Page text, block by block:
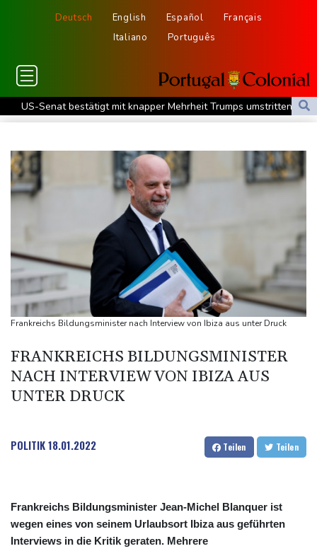
Deutsch English Español
Français
Italiano
Português
US-Senat bestätigt mit knapper Mehrheit Trumps umstrittenen
Justizminister Blanche
Bronze
Frankreich: Crémant-Lese in Burgund beginnt wegen Hitzewellen
so früh wie nie
Europas Automarkt wächst, doch der E-Auto-Boom verschärft
den Druck
Klinsmann über Horror-Verletzung: "Ich hatte Glück"
Brand in Recyclinganlage in Rotterdam
Verkehrsminister Bilger verteidigt Aussetzung von
Sonntagsfahrverbot für Lkw
Leverkusen verlängert mit Carro und Rolfes
Opel Grandland Electric AWD: Zugkraft für den Wohnwagen
Frankreichs Bildungsminister nach Interview von Ibiza aus unter Druck
FRANKREICHS BILDUNGSMINISTER
NACH INTERVIEW VON IBIZA AUS
UNTER DRUCK
POLITIK18.01.2022 Teilen Teilen
Frankreichs Bildungsminister Jean-Michel Blanquer ist
wegen eines von seinem Urlaubsort Ibiza aus geführten
Interviews in die Kritik geraten. Mehrere